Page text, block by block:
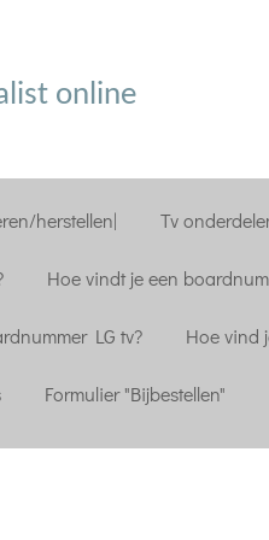
online
herstellen| Tv
Hoe vindt je een
LG tv? Hoe vind
Formulier "Bijbestellen"